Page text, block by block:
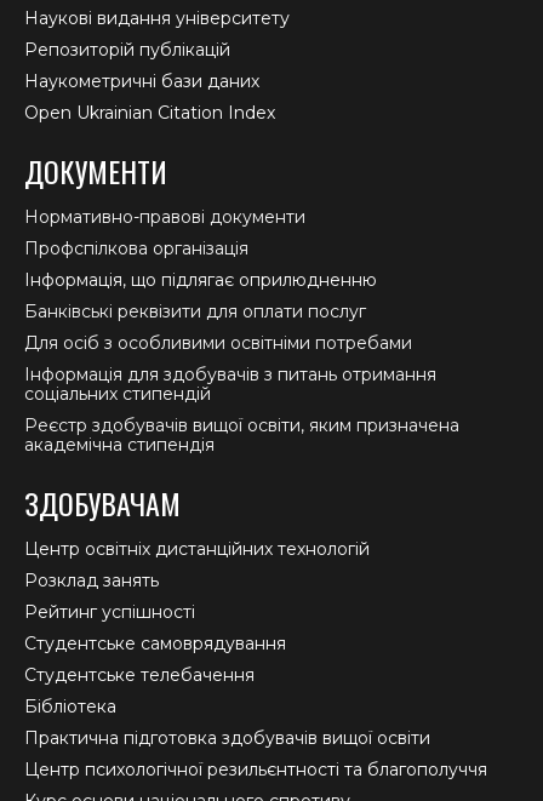
Наукові видання університету
Репозиторій публікацій
Наукометричні бази даних
Open Ukrainian Citation Index
ДОКУМЕНТИ
Нормативно-правові документи
Профспілкова організація
Інформація, що підлягає оприлюдненню
Банківські реквізити для оплати послуг
Для осіб з особливими освітніми потребами
Інформація для здобувачів з питань отримання
соціальних стипендій
Реєстр здобувачів вищої освіти, яким призначена
академічна стипендія
ЗДОБУВАЧАМ
Центр освітніх дистанційних технологій
Розклад занять
Рейтинг успішності
Студентське самоврядування
Студентське телебачення
Бібліотека
Практична підготовка здобувачів вищої освіти
Центр психологічної резильєнтності та благополуччя